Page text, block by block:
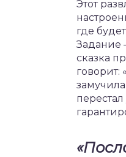
Этот
где
Задание
сказка
говорит: